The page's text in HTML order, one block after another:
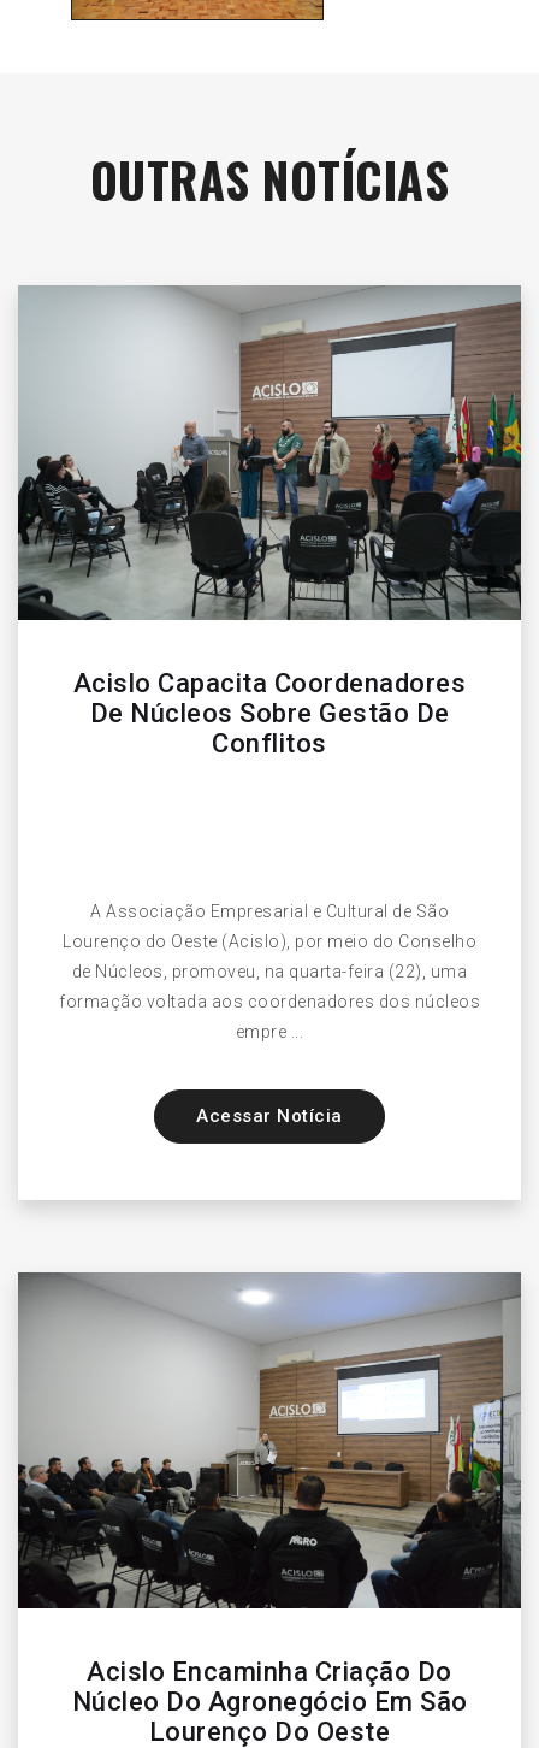
OUTRAS NOTÍCIAS
Acislo Capacita Coordenadores
De Núcleos Sobre Gestão De
Conflitos
A Associação Empresarial e Cultural de São
Lourenço do Oeste (Acislo), por meio do Conselho
de Núcleos, promoveu, na quarta-feira (22), uma
formação voltada aos coordenadores dos núcleos
empre ...
Acessar Notícia
Acislo Encaminha Criação Do
Núcleo Do Agronegócio Em São
Lourenço Do Oeste